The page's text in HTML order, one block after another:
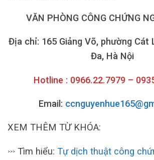
VĂN PHÒNG CÔNG CHỨNG
Địa chỉ: 165 Giảng Võ, phường Cát
Đa, Hà Nội
Hotline : 0966.22.7979 –
Email:
XEM THÊM TỪ KHÓA:
>>> Tìm hiểu: Tự dịch thuật công